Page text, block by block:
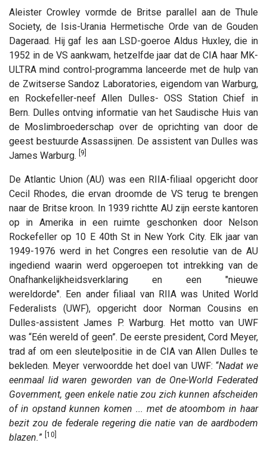
Aleister Crowley vormde de Britse parallel aan de Thule
Society, de Isis-Urania Hermetische Orde van de Gouden
Dageraad. Hij gaf les aan LSD-goeroe Aldus Huxley, die in
1952 in de VS aankwam, hetzelfde jaar dat de CIA haar MK-
ULTRA mind control-programma lanceerde met de hulp van
de Zwitserse Sandoz Laboratories, eigendom van Warburg,
en Rockefeller-neef Allen Dulles- OSS Station Chief in
Bern. Dulles ontving informatie van het Saudische Huis van
de Moslimbroederschap over de oprichting van door de
geest bestuurde Assassijnen. De assistent van Dulles was
James Warburg.
[9]
De Atlantic Union (AU) was een RIIA-filiaal opgericht door
Cecil Rhodes, die ervan droomde de VS terug te brengen
naar de Britse kroon. In 1939 richtte AU zijn eerste kantoren
op in Amerika in een ruimte geschonken door Nelson
Rockefeller op 10 E 40th St in New York City. Elk jaar van
1949-1976 werd in het Congres een resolutie van de AU
ingediend waarin werd opgeroepen tot intrekking van de
Onafhankelijkheidsverklaring en een "nieuwe
wereldorde". Een ander filiaal van RIIA was United World
Federalists (UWF), opgericht door Norman Cousins ​​en
Dulles-assistent James P. Warburg. Het motto van UWF
was “Eén wereld of geen”. De eerste president, Cord Meyer,
trad af om een ​​sleutelpositie in de CIA van Allen Dulles te
bekleden. Meyer verwoordde het doel van UWF: “Nadat we
eenmaal lid waren geworden van de One-World Federated
Government, geen enkele natie zou zich kunnen afscheiden
of in opstand kunnen komen ... met de atoombom in haar
bezit zou de federale regering die natie van de aardbodem
blazen.” 10]